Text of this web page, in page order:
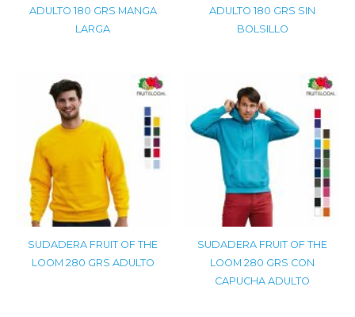
ADULTO 180 GRS MANGA
LARGA
ADULTO 180 GRS SIN
BOLSILLO
SUDADERA FRUIT OF THE
LOOM 280 GRS ADULTO
SUDADERA FRUIT OF THE
LOOM 280 GRS CON
CAPUCHA ADULTO